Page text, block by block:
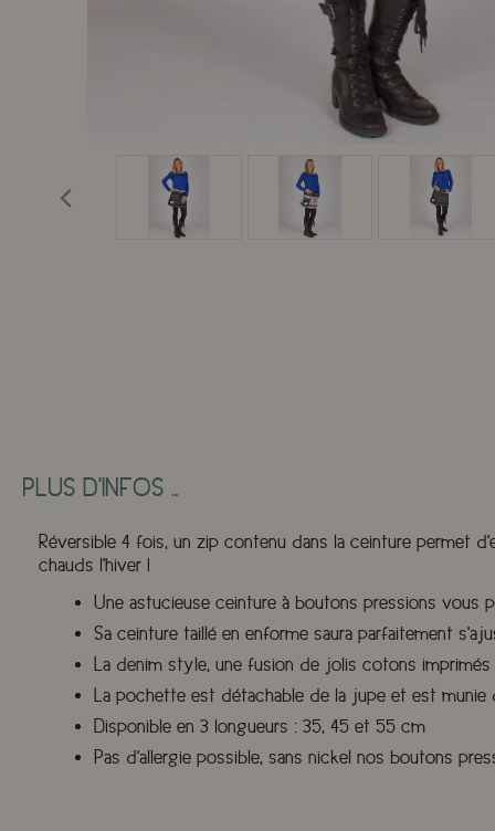
PLUS D'INFOS ..
Réversible 4 fois, un zip contenu dans la ceinture permet
chauds l'hiver !
Une astucieuse ceinture à boutons pressions vous
Sa ceinture taillé en enforme saura parfaitement
La denim style, une fusion de jolis cotons
La pochette est détachable de la jupe et est
Disponible en 3 longueurs : 35, 45 et 55 cm
Pas d'allergie possible, sans nickel nos boutons